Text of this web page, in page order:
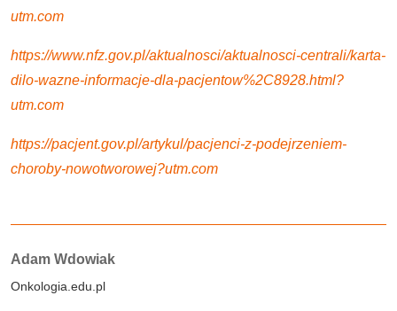
utm.com
https://www.nfz.gov.pl/aktualnosci/aktualnosci-centrali/karta-
dilo-wazne-informacje-dla-pacjentow%2C8928.html?
utm.com
https://pacjent.gov.pl/artykul/pacjenci-z-podejrzeniem-
choroby-nowotworowej?utm.com
Autorzy:
Adam Wdowiak
Onkologia.edu.pl